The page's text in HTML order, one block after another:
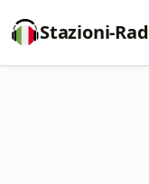
Stazioni-